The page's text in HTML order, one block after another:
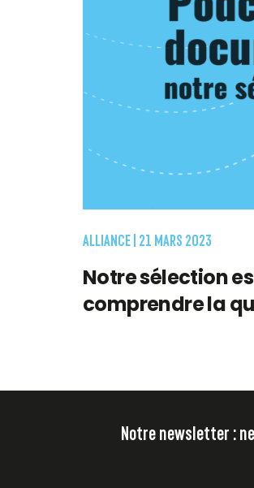
ALLIANCE | 21 MARS 2023
Notre sélection
comprendre la
Notre newsletter :